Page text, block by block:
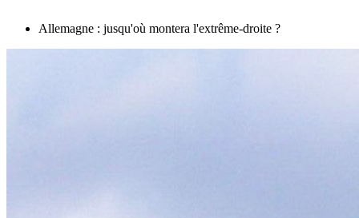
Allemagne : jusqu'où montera l'extrême-droite ?